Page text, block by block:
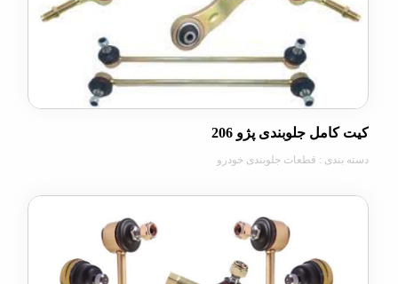
جلوبندی پژو 206
: قطعات جلوبندی خودرو